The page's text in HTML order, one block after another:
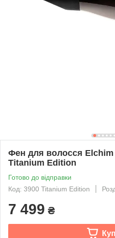
Фен для волосся
Titanium Edition
Готово до відправки
Код: 3900 Titanium Edition
7 499 ₴